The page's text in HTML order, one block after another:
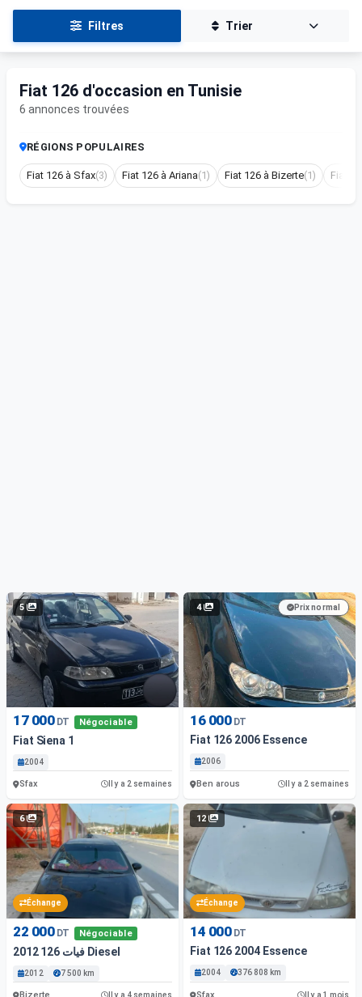
Filtres Trier
Fiat 126 d'occasion en Tunisie
6 annonces trouvées
RÉGIONS POPULAIRES
Fiat 126 à Sfax(3) Fiat 126 à Ariana(1) Fiat 126 à Bizerte(1) Fiat
5
17 000 DT Négociable
Fiat Siena 1
2004
Sfax Il y a 2 semaines
4 Prix normal
16 000 DT
Fiat 126 2006 Essence
2006
Ben arous Il y a 2 semaines
6
Échange
22 000 DT Négociable
فيات 126 2012 Diesel
2012 7 500 km
Il y a 4 semaines
12
Échange
14 000 DT
Fiat 126 2004 Essence
2004 376 808 km
Il y a 1 mois